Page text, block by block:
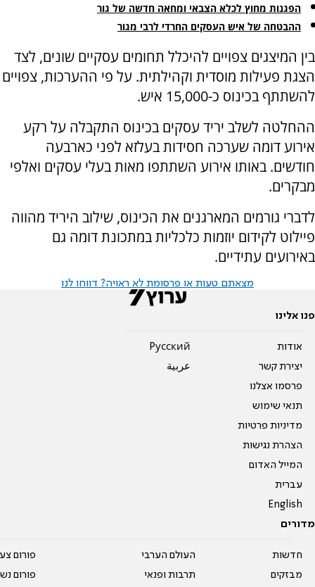
הפגנות מחוץ לכלא הצבאי ומחאה חדשה של גור
ההבטחה של איש העסקים החרדי לרבי מגור
בין המיצגים צפויים להיכלל תחומים עסקיים שונים, לצד
הצגת פעילות מוסדית וקהילתית. על פי ההערכות, צפויים
להשתתף בכינוס כ-15,000 איש.
ההחלטה לשלב יריד עסקים בכינוס התקבלה על רקע
אירוע דומה שערכה חסידות בעלזא לפני כארבעה
חודשים. באותו אירוע השתתפו מאות בעלי עסקים ואלפי
מבקרים.
לדברי גורמים המארגנים את הכינוס, שילוב היריד מהווה
פיילוט לקידום יוזמות כלכליות במתכונת דומה גם
באירועים עתידיים.
מצאתם טעות או פרסומת לא ראויה? דווחו לנו
פנו אלינו
אודות
יצירת קשר
פרסמו אצלנו
תנאי שימוש
מדיניות פרטיות
הצהרת נגישות
המייל האדום
עברית
English
Pусский
عربية
מדורים
חדשות
מבזקים
העולם הערבי
תרבות ופנאי
פורום
פורום